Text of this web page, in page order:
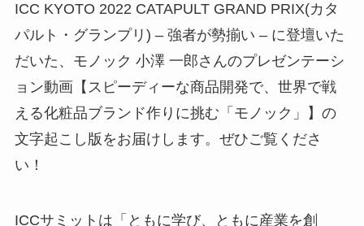
ICC KYOTO 2022 CATAPULT GRAND PRIX(カタ
パルト・グランプリ) – 強者が勢揃い – に登壇いた
だいた、モノック 小澤 一郎さんのプレゼンテーシ
ョン動画【スピーディーな商品開発で、世界で戦
える化粧品ブランド作りに挑む「モノック」】の
文字起こし版をお届けします。ぜひご覧くださ
い！
ICCサミットは「ともに学び、ともに産業を創